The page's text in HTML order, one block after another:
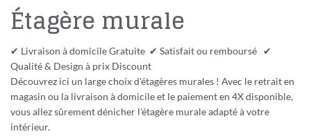
Étagère murale
✔ Livraison à domicile Gratuite ✔ Satisfait ou remboursé ✔
Qualité & Design à prix Discount
Découvrez ici un large choix d'étagères murales ! Avec le retrait en
magasin ou la livraison à domicile et le paiement en 4X disponible,
vous allez sûrement dénicher l'étagère murale adapté à votre
intérieur.